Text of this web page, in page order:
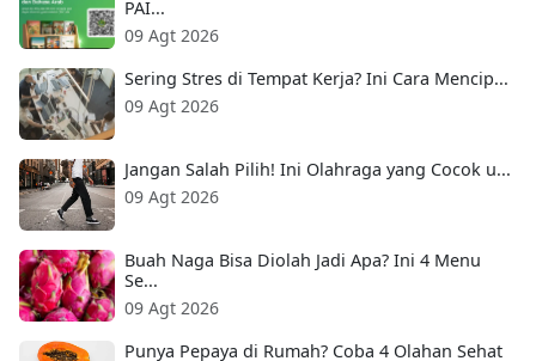
PAI...
09 Agt 2026
Sering Stres di Tempat Kerja? Ini Cara Mencip...
09 Agt 2026
Jangan Salah Pilih! Ini Olahraga yang Cocok u...
09 Agt 2026
Buah Naga Bisa Diolah Jadi Apa? Ini 4 Menu
Se...
09 Agt 2026
Punya Pepaya di Rumah? Coba 4 Olahan Sehat